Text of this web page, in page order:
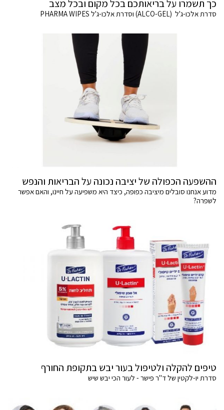
כך תשמרו על בריאותכם בכל מקום ובכל מצב
סדרת אלכו-ג'ל (ALCO-GEL) וסדרת אלכו-ג'ל PHARMA WIPES
ההשפעה הכפולה של יציבה נכונה על הבריאות והנפש
מדוע אנחנו סובלים מיציבה כפופה, כיצד היא משפיעה על חיינו, והאם אפשר
לשפרה?
טיפים להקלה ולטיפול בעור יבש בתקופת החורף
סדרת יו-לקטין של ד"ר פישר - לעור הכי יבש שיש